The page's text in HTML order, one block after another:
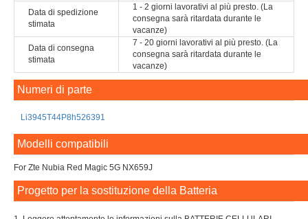
Data di spedizione
stimata
1 - 2 giorni lavorativi al più presto. (La
consegna sarà ritardata durante le
vacanze)
Data di consegna
stimata
7 - 20 giorni lavorativi al più presto. (La
consegna sarà ritardata durante le
vacanze)
Numeri di parte
Li3945T44P8h526391
Modelli compatibili
For Zte Nubia Red Magic 5G NX659J
Progetto per la sostituzione della Batteria